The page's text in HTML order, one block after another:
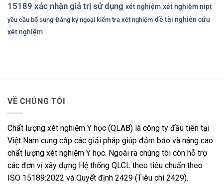
15189 xác nhận giá trị sử dụng xét nghiệm xét nghiệm nipt
yêu cầu bổ sung Đăng ký ngoại kiểm tra xét nghiệm đề tài nghiên cứu
xét nghiệm
VỀ CHÚNG TÔI
Chất lượng xét nghiệm Y học (QLAB) là công ty đầu tiên tại
Việt Nam cung cấp các giải pháp giúp đảm bảo và nâng cao
chất lượng xét nghiệm Y học. Ngoài ra chúng tôi còn hỗ trợ
các đơn vị xây dựng Hệ thống QLCL theo tiêu chuẩn theo
ISO 15189:2022 và Quyết định 2429 (Tiêu chí 2429).